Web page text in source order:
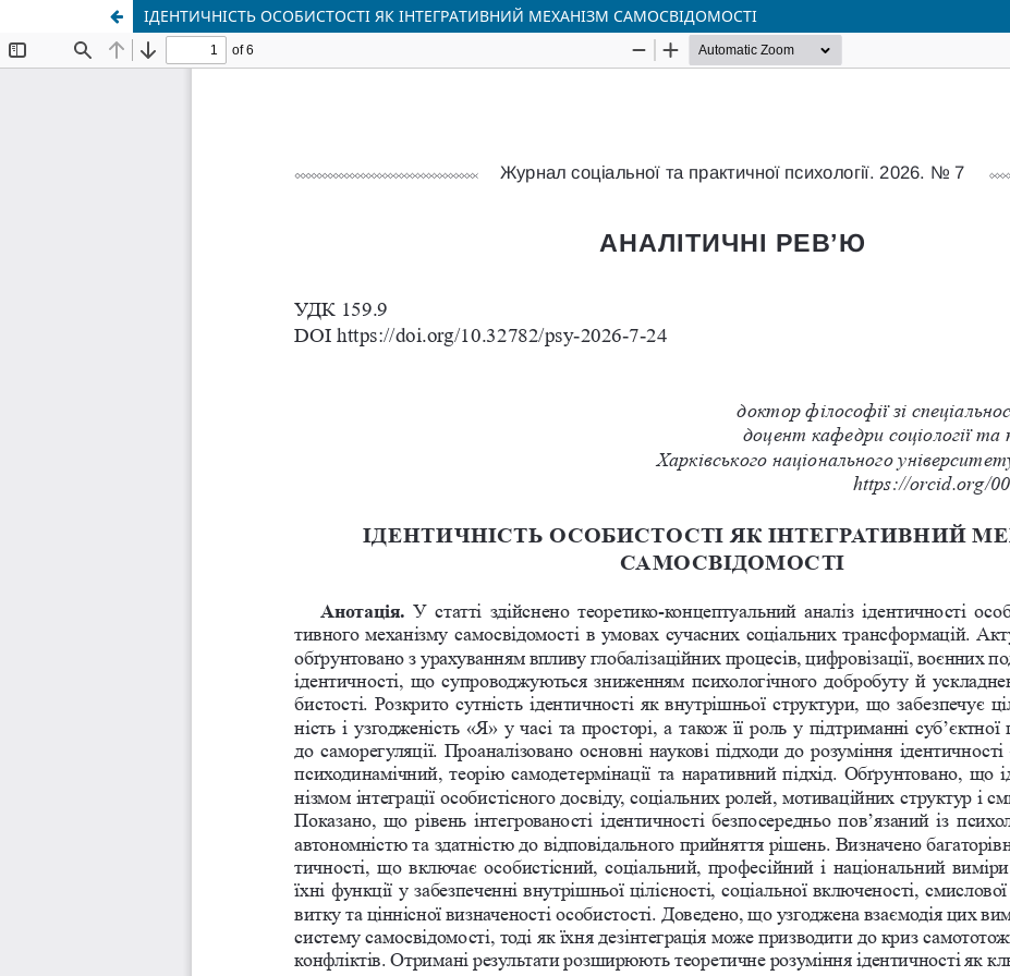
ІДЕНТИЧНІСТЬ ОСОБИСТОСТІ ЯК ІНТЕГРАТИВНИЙ МЕХАНІЗМ САМОСВІДОМОСТІ